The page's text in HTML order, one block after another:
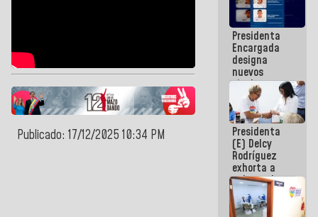
Publicado: 17/12/2025 10:34 PM
frente
México Sub
23 en los
Centroamericanos
Presidenta
Encargada
designa
nuevos
titulares en
Viceministerio
de Energía
Eléctrica y
CORPOELEC
Presidenta
(E) Delcy
Rodríguez
exhorta a
gobernadores
y alcaldes a
edificar